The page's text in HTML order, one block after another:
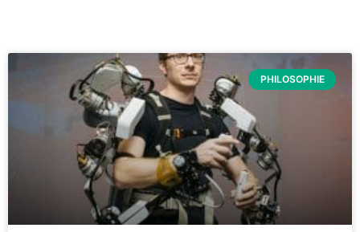
PHILOSOPHIE